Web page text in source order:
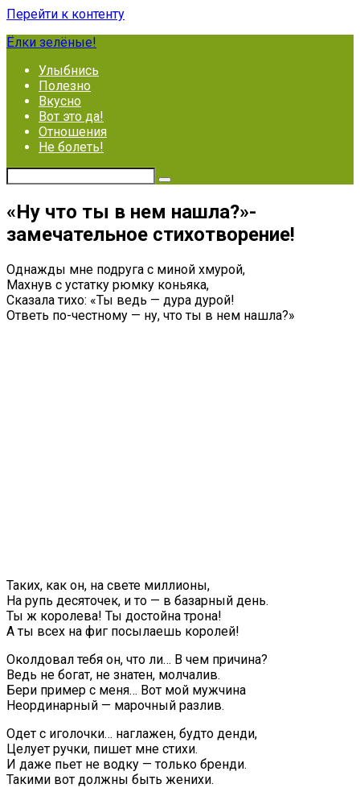
Перейти к контенту
Ёлки зелёные!
Улыбнись
Полезно
Вкусно
Вот это да!
Отношения
Не болеть!
«Ну что ты в нем нашла?»-
замечательное стихотворение!
Однажды мне подруга с миной хмурой,
Махнув с устатку рюмку коньяка,
Сказала тихо: «Ты ведь — дура дурой!
Ответь по-честному — ну, что ты в нем нашла?»
Таких, как он, на свете миллионы,
На рупь десяточек, и то — в базарный день.
Ты ж королева! Ты достойна трона!
А ты всех на фиг посылаешь королей!
Околдовал тебя он, что ли… В чем причина?
Ведь не богат, не знатен, молчалив.
Бери пример с меня… Вот мой мужчина
Неординарный — марочный разлив.
Одет с иголочки… наглажен, будто денди,
Целует ручки, пишет мне стихи.
И даже пьет не водку — только бренди.
Такими вот должны быть женихи.